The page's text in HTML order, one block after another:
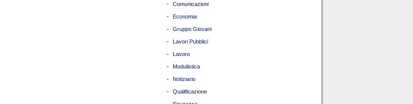
- Comunicazioni
- Economia
- Gruppo Giovani
- Lavori Pubblici
- Lavoro
- Modulistica
- Notiziario
- Qualificazione